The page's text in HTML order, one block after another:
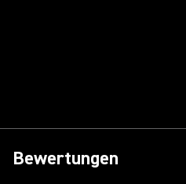
Bewertungen